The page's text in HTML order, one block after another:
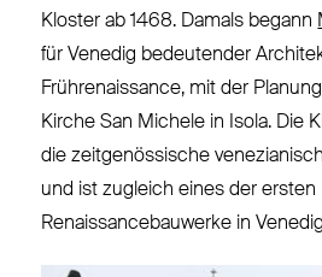
Kloster ab 1468. Damals begann
für Venedig bedeutender
Frührenaissance, mit der
Kirche San Michele in Isola. Die
die zeitgenössische
und ist zugleich eines der ersten
Renaissancebauwerke in